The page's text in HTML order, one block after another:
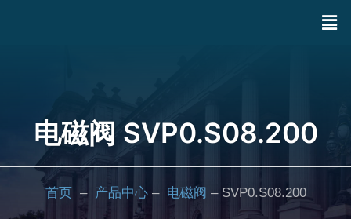
电磁阀 SVP0.S08.200
首页 – 产品中心– 电磁阀 – SVP0.S08.200